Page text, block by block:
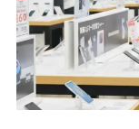
2.2.2 入荷
2.3
ノジマの
2.3.1 LINE
2.4 ノジマス